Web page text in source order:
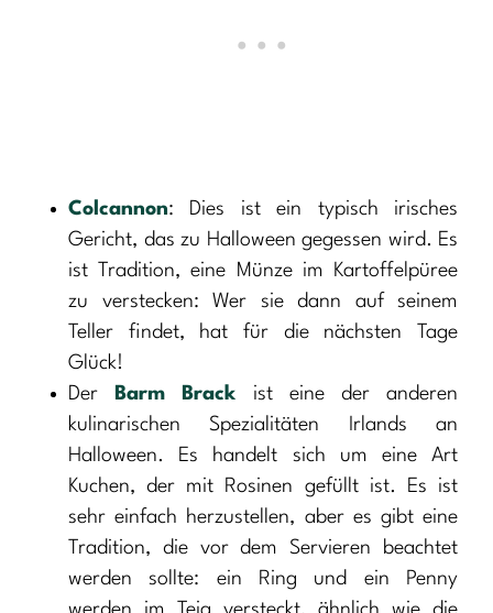
Colcannon: Dies ist ein typisch irisches
Gericht, das zu Halloween gegessen wird. Es
ist Tradition, eine Münze im Kartoffelpüree
zu verstecken: Wer sie dann auf seinem
Teller findet, hat für die nächsten Tage
Glück!
Der
Barm Brack ist eine der anderen
kulinarischen Spezialitäten Irlands an
Halloween. Es handelt sich um eine Art
Kuchen, der mit Rosinen gefüllt ist. Es ist
sehr einfach herzustellen, aber es gibt eine
Tradition, die vor dem Servieren beachtet
werden sollte: ein Ring und ein Penny